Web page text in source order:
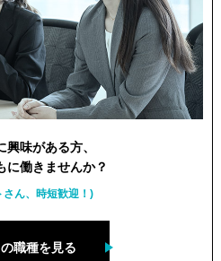
興味がある方、
に働きませんか？
さん、時短歓迎！)
職種を見る